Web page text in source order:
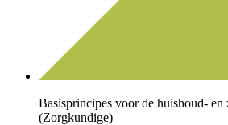
Basisprincipes voor de huishoud- en
(Zorgkundige)